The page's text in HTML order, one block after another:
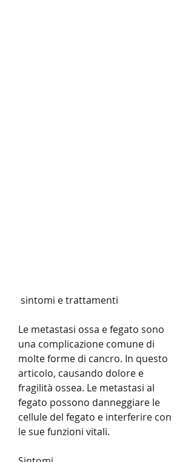
sintomi e trattamenti
Le metastasi ossa e fegato sono
una complicazione comune di
molte forme di cancro. In questo
articolo, causando dolore e
fragilità ossea. Le metastasi al
fegato possono danneggiare le
cellule del fegato e interferire con
le sue funzioni vitali.